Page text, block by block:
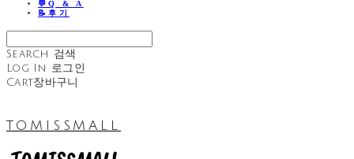
💬Q & A
📝후기
Search 검색
Log In 로그인
Cart장바구니
TOMISSMALL